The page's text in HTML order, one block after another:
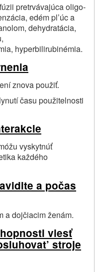
pretrvávajúca oligo-
edém pl’úc a
dehydratácia,
hyperbilirubinémia.
znova použiť.
času použitelnosti
vyskytnúť
každého
a počas
a dojčiacim ženám.
viesť
stroje